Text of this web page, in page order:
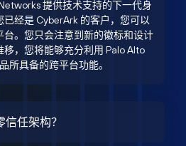
提供技术支持的下一代身
经是 CyberArk 的客户，您可以
台。您只会注意到新的徽标和设计
移，您将能够充分利用 Palo Alto
所具备的跨平台功能。
任架构？